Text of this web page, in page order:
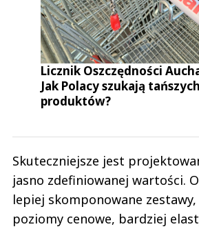
Licznik Oszczędności
Jak Polacy szukają tańszych
produktów?
Skuteczniejsze jest
jasno zdefiniowanej wartości.
lepiej skomponowane
poziomy cenowe, bardziej